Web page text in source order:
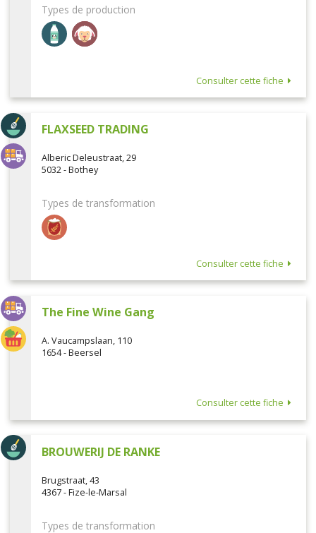
Types de production
Consulter cette fiche
FLAXSEED TRADING
Alberic Deleustraat, 29
5032 - Bothey
Types de transformation
Consulter cette fiche
The Fine Wine Gang
A. Vaucampslaan, 110
1654 - Beersel
Consulter cette fiche
BROUWERIJ DE RANKE
Brugstraat, 43
4367 - Fize-le-Marsal
Types de transformation